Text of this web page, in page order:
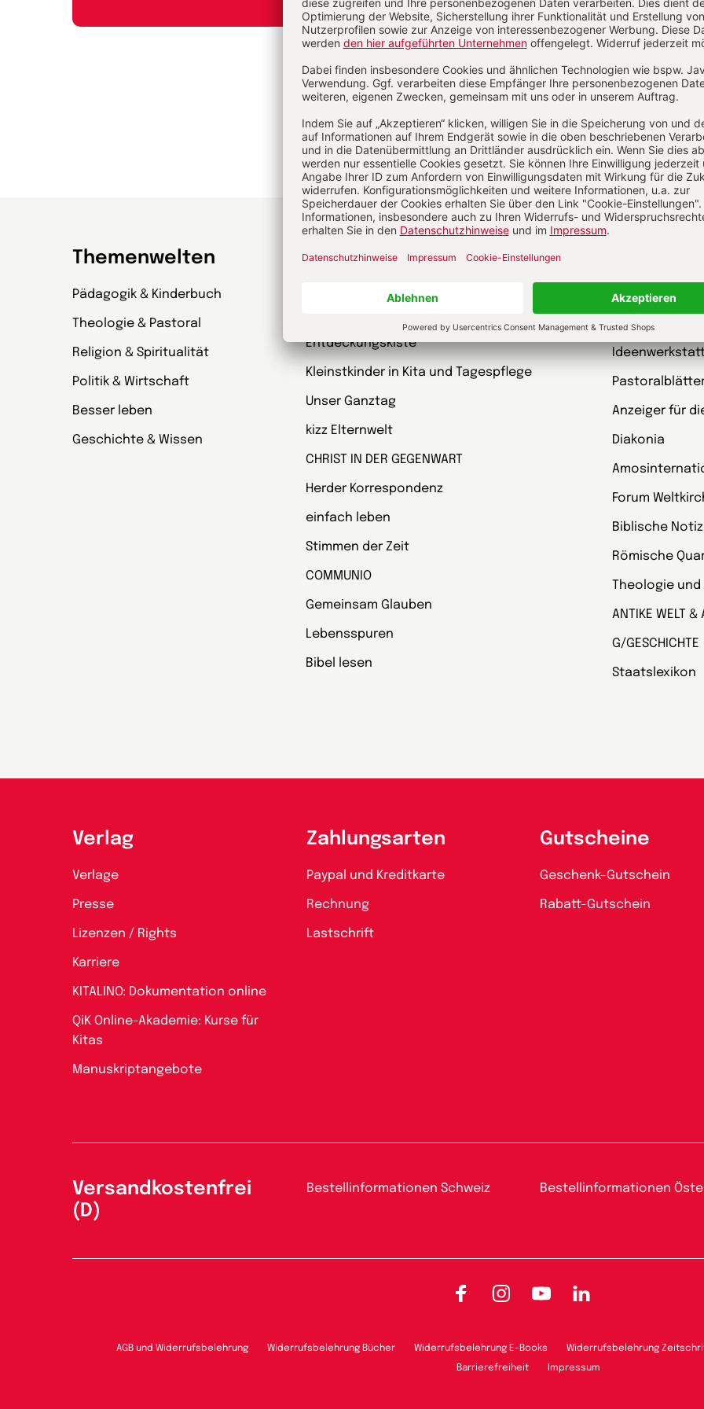
Themenwelten
Pädagogik & Kinderbuch
Theologie & Pastoral
Religion & Spiritualität
Politik & Wirtschaft
Besser leben
Geschichte & Wissen
Zeitschriften
kindergarten heute Fachmagazin, Leitungsheft
Entdeckungskiste
Kleinstkinder in Kita und Tagespflege
Unser Ganztag
kizz Elternwelt
CHRIST IN DER GEGENWART
Herder Korrespondenz
einfach leben
Stimmen der Zeit
COMMUNIO
Gemeinsam Glauben
Lebensspuren
Bibel lesen
kunst und
Gottesdienst
Anzeiger für
Diakonia
Forum
Biblische
Römische
Theologie
ANTIKE WELT
G/GESCHICHTE
Staatslexikon
Verlag
Verlage
Presse
Lizenzen / Rights
Karriere
KITALINO: Dokumentation online
QiK Online-Akademie: Kurse für
Kitas
Manuskriptangebote
Zahlungsarten
Paypal und Kreditkarte
Rechnung
Lastschrift
Gutscheine
Geschenk-Gutschein
Rabatt-Gutschein
Versandkostenfrei
(D)
Bestellinformationen Schweiz Bestellinformationen
FacebookInstagramYouTubeLinkedIn
AGB und Widerrufsbelehrung Widerrufsbelehrung Bücher Widerrufsbelehrung E-Books Widerrufsbelehrung
Barrierefreiheit Impressum